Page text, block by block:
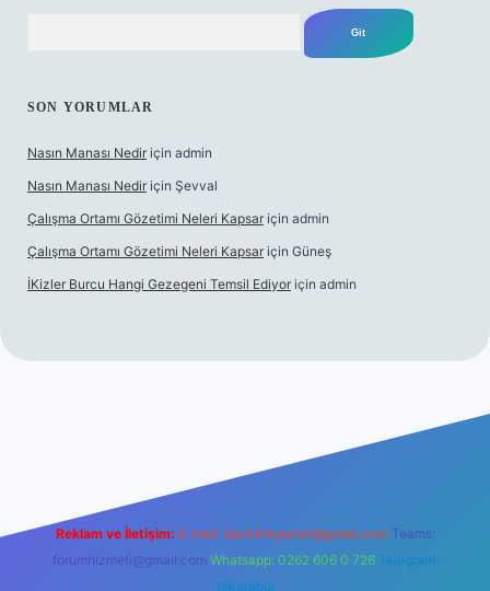
SON YORUMLAR
Nasın Manası Nedir için admin
Nasın Manası Nedir için Şevval
Çalışma Ortamı Gözetimi Neleri Kapsar için admin
Çalışma Ortamı Gözetimi Neleri Kapsar için Güneş
İKizler Burcu Hangi Gezegeni Temsil Ediyor için admin
Reklam ve İletişim: E-mail: backlinkpaneli@gmail.com Teams:
forumhizmeti@gmail.com Whatsapp: 0262 606 0 726 Telegram:
@karabul